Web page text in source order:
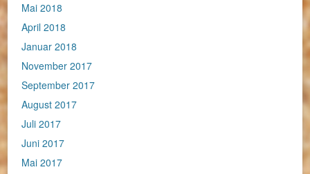
Mai 2018
April 2018
Januar 2018
November 2017
September 2017
August 2017
Juli 2017
Juni 2017
Mai 2017